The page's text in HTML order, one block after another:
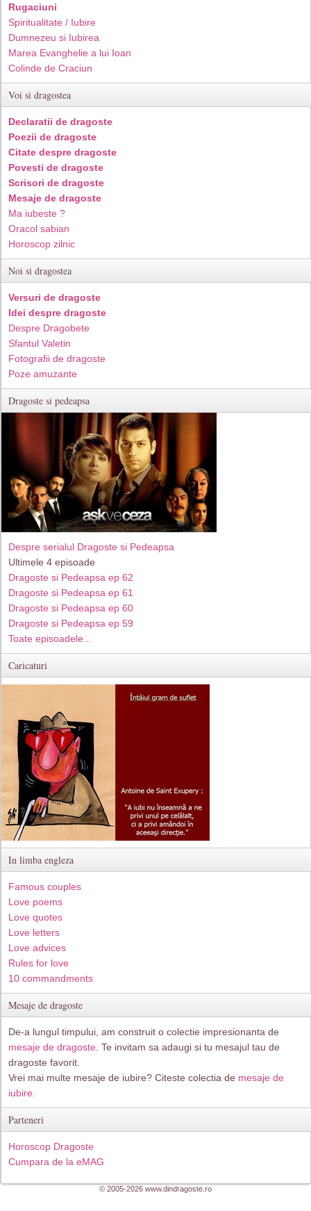
Rugaciuni
Spiritualitate / Iubire
Dumnezeu si Iubirea
Marea Evanghelie a lui Ioan
Colinde de Craciun
Voi si dragostea
Declaratii de dragoste
Poezii de dragoste
Citate despre dragoste
Povesti de dragoste
Scrisori de dragoste
Mesaje de dragoste
Ma iubeste ?
Oracol sabian
Horoscop zilnic
Noi si dragostea
Versuri de dragoste
Idei despre dragoste
Despre Dragobete
Sfantul Valetin
Fotografii de dragoste
Poze amuzante
Dragoste si pedeapsa
Despre serialul Dragoste si Pedeapsa
Ultimele 4 episoade
Dragoste si Pedeapsa ep 62
Dragoste si Pedeapsa ep 61
Dragoste si Pedeapsa ep 60
Dragoste si Pedeapsa ep 59
Toate episoadele...
Caricaturi
In limba engleza
Famous couples
Love poems
Love quotes
Love letters
Love advices
Rules for love
10 commandments
Mesaje de dragoste
De-a lungul timpului, am construit o colectie impresionanta de
mesaje de dragoste . Te invitam sa adaugi si tu mesajul tau de
dragoste favorit.
Vrei mai multe mesaje de iubire? Citeste colectia de mesaje de
iubire.
Parteneri
Horoscop Dragoste
Cumpara de la eMAG
© 2005-2026 www.dindragoste.ro